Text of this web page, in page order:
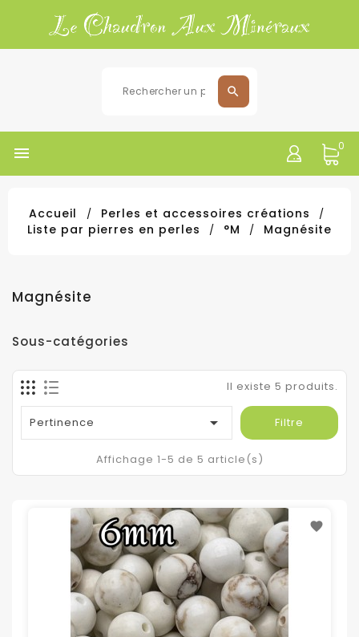
 0
Accueil
Perles et accessoires créations
Liste par pierres en perles
°M Magnésite
Magnésite
Sous-catégories
Il existe 5 produits.
Pertinence  Filtre
Affichage 1-5 de 5 article(s)